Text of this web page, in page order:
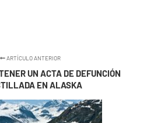
ARTÍCULO ANTERIOR
UN ACTA DE DEFUNCIÓN
EN ALASKA